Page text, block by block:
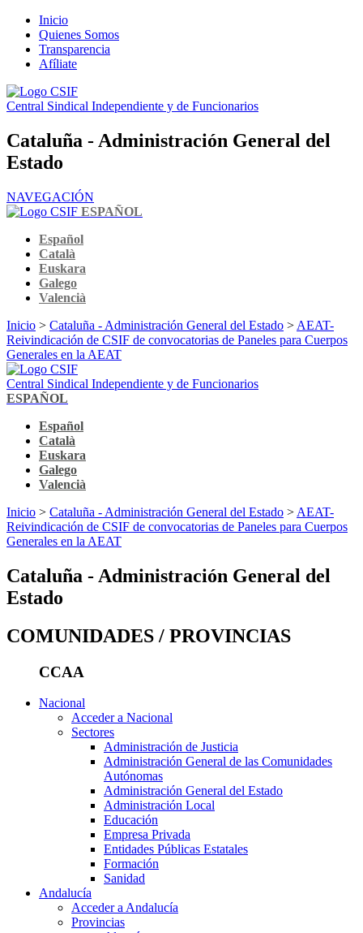
Inicio
Quienes Somos
Transparencia
Afíliate
Central Sindical Independiente y de Funcionarios
Cataluña - Administración General del
Estado
NAVEGACIÓN
ESPAÑOL
Español
Català
Euskara
Galego
Valencià
Inicio > Cataluña - Administración General del Estado > AEAT-
Reivindicación de CSIF de convocatorias de Paneles para Cuerpos
Generales en la AEAT
Central Sindical Independiente y de Funcionarios
ESPAÑOL
Español
Català
Euskara
Galego
Valencià
Inicio > Cataluña - Administración General del Estado > AEAT-
Reivindicación de CSIF de convocatorias de Paneles para Cuerpos
Generales en la AEAT
Cataluña - Administración General del
Estado
COMUNIDADES / PROVINCIAS
CCAA
Nacional
Acceder a Nacional
Sectores
Administración de Justicia
Administración General de las Comunidades
Autónomas
Administración General del Estado
Administración Local
Educación
Empresa Privada
Entidades Públicas Estatales
Formación
Sanidad
Andalucía
Acceder a Andalucía
Provincias